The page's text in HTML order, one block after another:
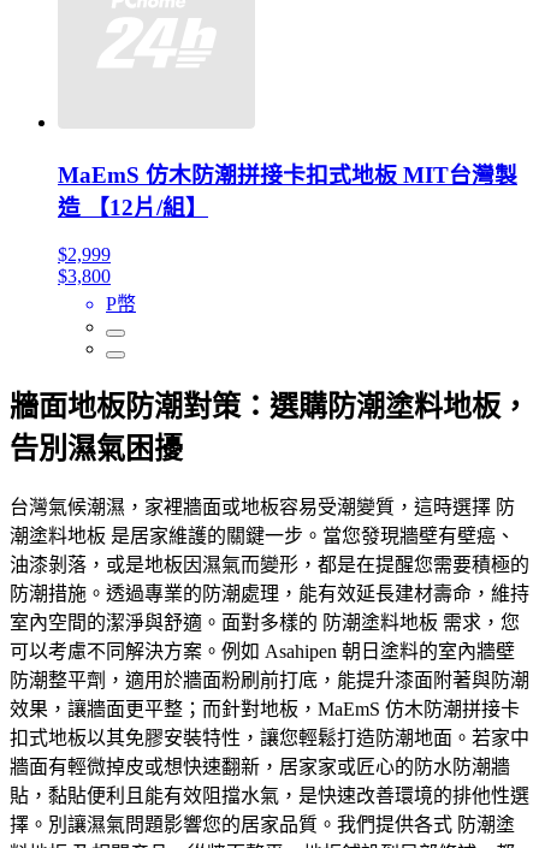
MaEmS 仿木防潮拼接卡扣式地板 MIT台灣製
造 【12片/組】
$2,999
$3,800
P幣
牆面地板防潮對策：選購防潮塗料地板，
告別濕氣困擾
台灣氣候潮濕，家裡牆面或地板容易受潮變質，這時選擇 防
潮塗料地板 是居家維護的關鍵一步。當您發現牆壁有壁癌、
油漆剝落，或是地板因濕氣而變形，都是在提醒您需要積極的
防潮措施。透過專業的防潮處理，能有效延長建材壽命，維持
室內空間的潔淨與舒適。面對多樣的 防潮塗料地板 需求，您
可以考慮不同解決方案。例如 Asahipen 朝日塗料的室內牆壁
防潮整平劑，適用於牆面粉刷前打底，能提升漆面附著與防潮
效果，讓牆面更平整；而針對地板，MaEmS 仿木防潮拼接卡
扣式地板以其免膠安裝特性，讓您輕鬆打造防潮地面。若家中
牆面有輕微掉皮或想快速翻新，居家家或匠心的防水防潮牆
貼，黏貼便利且能有效阻擋水氣，是快速改善環境的排他性選
擇。別讓濕氣問題影響您的居家品質。我們提供各式 防潮塗